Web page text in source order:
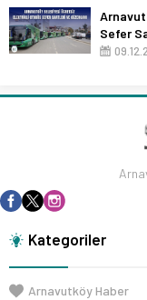
Sefer
Kategoriler
Arnavutköy Haber